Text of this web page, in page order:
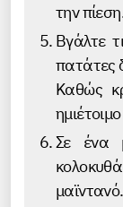
την
Βγάλτε
πατάτες
Καθώς
Σε ένα
μαϊντανό.